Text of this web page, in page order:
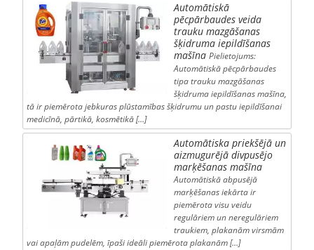
Automātiskā
pēcpārbaudes veida
trauku mazgāšanas
šķidruma iepildīšanas
mašīna Pielietojums:
Automātiskā pēcpārbaudes
tipa trauku mazgāšanas
šķidruma iepildīšanas mašīna,
tā ir piemērota jebkuras plūstamības šķidrumu un pastu iepildīšanai
medicīnā, pārtikā, kosmētikā […]
Automātiska priekšējā un
aizmugurējā divpusējo
marķēšanas mašīna
Automātiskā abpusējā
marķēšanas iekārta ir
piemērota visu veidu
regulāriem un neregulāriem
traukiem, plakanām virsmām
vai apaļām pudelēm, īpaši ideāli piemērota plakanām […]